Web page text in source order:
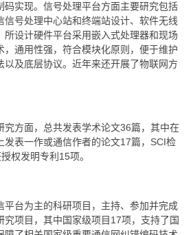
码实现。信号处理平台方面主要研究包括
信号处理中心站和终端站设计、软件无线
所设计硬件平台采用嵌入式处理器和现场
，通用性强，符合模块化原则，便于维护
以及底层协议。近年来还开展了物联网方
究方面，总共发表学术论文36篇，其中在
发表一作或通信作者的论文17篇，SCI检
权发明专利15项。
平台为主的科研项目，主持、参加并完成
究项目，其中国家级项目17项，支持了国